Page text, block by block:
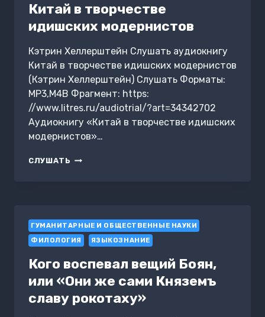
Китай в творчестве
идишских модернистов
Кэтрин Хеллерштейн Слушать аудиокнигу
Китай в творчестве идишских модернистов
(Кэтрин Хеллерштейн) Слушать Форматы:
MP3,M4B Фрагмент: https:
//www.litres.ru/audiotrial/?art=34342702
Аудиокнигу «Китай в творчестве идишских
модернистов»…
СЛУШАТЬ КИТАЙ
ГУМАНИТАРНЫЕ И ОБЩЕСТВЕННЫЕ НАУКИ
ФИЛОЛОГИЯ
ЯЗЫКОЗНАНИЕ
Кого воспевал вещий Боян,
или «Они же сами Княземъ
славу рокотаху»